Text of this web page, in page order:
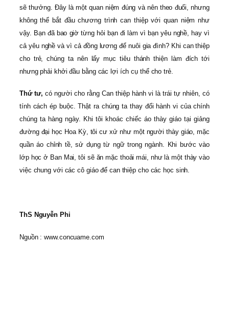
sẽ thưởng. Đây là một quan niệm đúng và nên theo đuổi, nhưng
không thể bắt đầu chương trình can thiệp với quan niệm như
vậy. Bạn đã bao giờ từng hỏi bạn đi làm vì bạn yêu nghề, hay vì
cả yêu nghề và vì cả đồng lương để nuôi gia đình? Khi can thiệp
cho trẻ, chúng ta nên lấy mục tiêu thánh thiện làm đích tới
nhưng phải khởi đầu bằng các lợi ích cụ thể cho trẻ.
Thứ tư,có người cho rằng Can thiệp hành vi là trái tự nhiên, có
tính cách ép buộc. Thật ra chúng ta thay đổi hành vi của chính
chúng ta hàng ngày. Khi tôi khoác chiếc áo thày giáo tại giảng
đường đại học Hoa Kỳ, tôi cư xử như một người thày giáo, mặc
quần áo chỉnh tề, sử dụng từ ngữ trong ngành. Khi bước vào
lớp học ở Ban Mai, tôi sẽ ăn mặc thoải mái, như là một thày vào
việc chung với các cô giáo để can thiệp cho các học sinh.
ThS Nguyễn Phi
Nguồn : www.concuame.com